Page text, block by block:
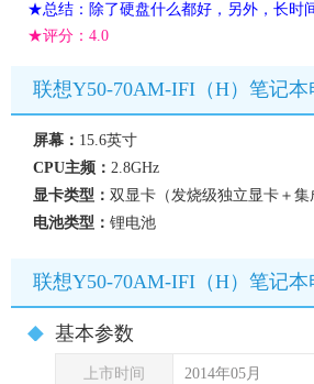
★总结：除了硬盘什么都好，另外，长时
★评分： 4.0
联想Y50-70AM-IFI（H）笔记
屏幕： 15.6英寸
CPU主频： 2.8GHz
显卡类型： 双显卡（发烧级独立显卡＋集
电池类型： 锂电池
联想Y50-70AM-IFI（H）笔记本
基本参数
上市时间 2014年05月